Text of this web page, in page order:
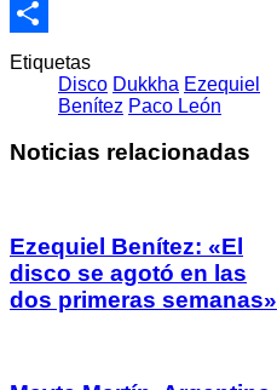
Email
Compartir
Etiquetas
Disco Dukkha Ezequiel
Benítez Paco León
Noticias relacionadas
Ezequiel Benítez: «El
disco se agotó en las
dos primeras semanas»